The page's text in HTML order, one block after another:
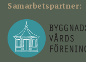
Samarbetspartner: